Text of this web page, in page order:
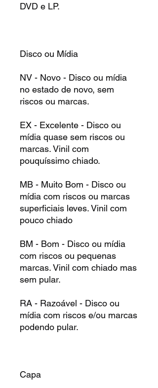
DVD e LP.
Disco ou Mídia
NV - Novo - Disco ou mídia
no estado de novo, sem
riscos ou marcas.
EX - Excelente - Disco ou
mídia quase sem riscos ou
marcas. Vinil com
pouquíssimo chiado.
MB - Muito Bom - Disco ou
mídia com riscos ou marcas
superficiais leves. Vinil com
pouco chiado
BM - Bom - Disco ou mídia
com riscos ou pequenas
marcas. Vinil com chiado mas
sem pular.
RA - Razoável - Disco ou
mídia com riscos e/ou marcas
podendo pular.
Capa